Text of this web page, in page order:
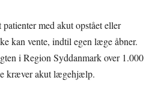
med akut opstået eller
kan vente, indtil egen læge åbner.
i Region Syddanmark over 1.000
kræver akut lægehjælp.